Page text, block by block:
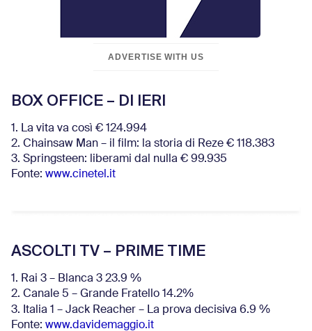
ADVERTISE WITH US
BOX OFFICE – DI IERI
1. La vita va così € 124.994
2. Chainsaw Man – il film: la storia di Reze € 118.383
3. Springsteen: liberami dal nulla € 99.935
Fonte: www.cinetel.it
ASCOLTI TV – PRIME TIME
1. Rai 3 – Blanca 3 23.9 %
2. Canale 5 – Grande Fratello 14.2%
3. Italia 1 – Jack Reacher – La prova decisiva 6.9 %
Fonte: www.davidemaggio.it